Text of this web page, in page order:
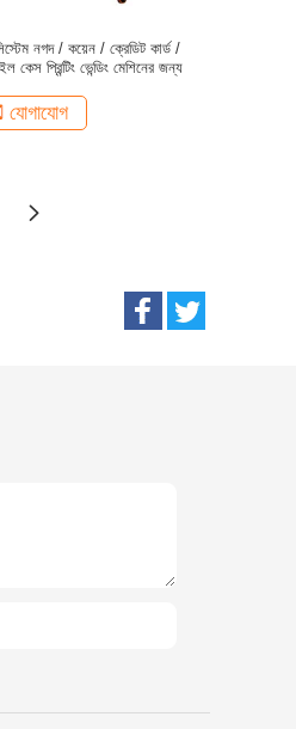
নগদ / কয়েন / ক্রেডিট কার্ড /
প্রিন্টিং ভেন্ডিং মেশিনের জন্য
যোগাযোগ